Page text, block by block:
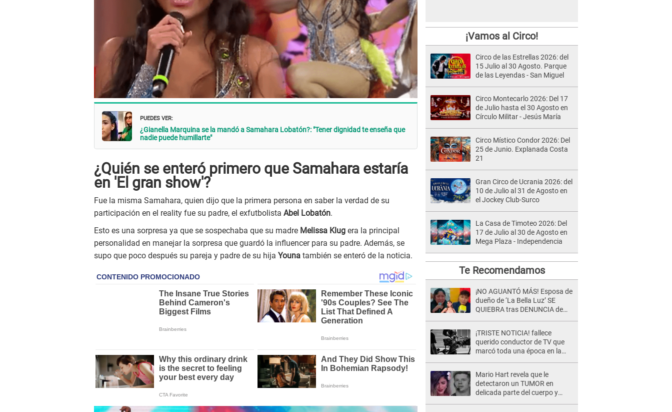
PUEDES VER:
¿Gianella Marquina se la mandó a Samahara Lobatón?: "Tener dignidad te enseña que
nadie puede humillarte"
¿Quién se enteró primero que Samahara estaría
en 'El gran show'?
Fue la misma Samahara, quien dijo que la primera persona en saber la verdad de su
participación en el reality fue su padre, el exfutbolista Abel Lobatón.
Esto es una sorpresa ya que se sospechaba que su madre Melissa Klug era la principal
personalidad en manejar la sorpresa que guardó la influencer para su padre. Además, se
supo que poco después su pareja y padre de su hija Youna también se enteró de la noticia.
¡Vamos al Circo!
Circo de las Estrellas 2026: del
15 Julio al 30 Agosto. Parque
de las Leyendas - San Miguel
Circo Montecarlo 2026: Del 17
de Julio hasta el 30 Agosto en
Círculo Militar - Jesús María
Circo Místico Condor 2026: Del
25 de Junio. Explanada Costa
21
Gran Circo de Ucrania 2026: del
10 de Julio al 31 de Agosto en
el Jockey Club-Surco
La Casa de Timoteo 2026: Del
17 de Julio al 30 de Agosto en
Mega Plaza - Independencia
Te Recomendamos
¡NO AGUANTÓ MÁS! Esposa de
dueño de ‘La Bella Luz’ SE
QUIEBRA tras DENUNCIA de
¡TRISTE NOTICIA! fallece
querido conductor de TV que
marcó toda una época en la
Mario Hart revela que le
detectaron un TUMOR en
delicada parte del cuerpo y